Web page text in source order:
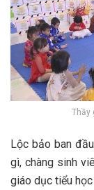
Thầy
Lộc bảo ban
gì, chàng sinh
giáo dục tiểu